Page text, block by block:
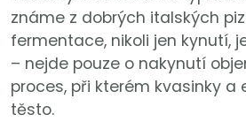
známe z dobrých italských
fermentace, nikoli jen kynutí,
– nejde pouze o nakynutí
proces, při kterém kvasinky a
těsto.